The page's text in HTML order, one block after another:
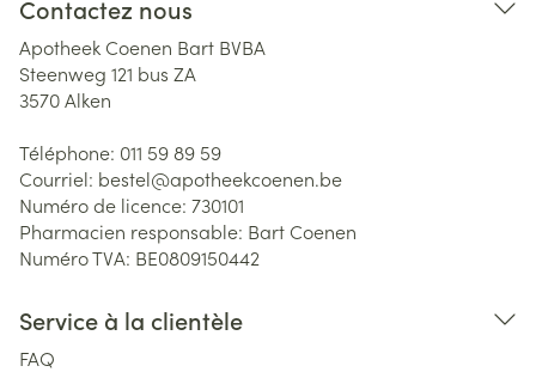
Contactez nous
Apotheek Coenen Bart BVBA
Steenweg 121 bus ZA
3570Alken
Téléphone: 011 59 89 59
Courriel: bestel@apotheekcoenen.be
Numéro de licence: 730101
Pharmacien responsable: Bart Coenen
Numéro TVA: BE0809150442
Service à la clientèle
FAQ